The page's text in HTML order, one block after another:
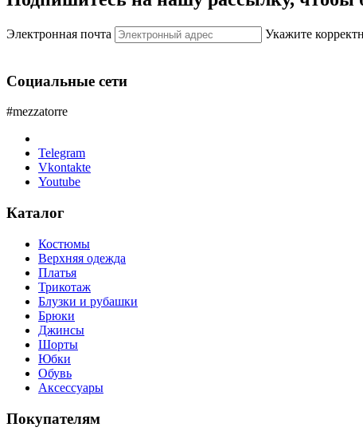
Электронная почта Укажите
Социальные сети
#mezzatorre
Telegram
Vkontakte
Youtube
Каталог
Костюмы
Верхняя одежда
Платья
Трикотаж
Блузки и рубашки
Брюки
Джинсы
Шорты
Юбки
Обувь
Аксессуары
Покупателям